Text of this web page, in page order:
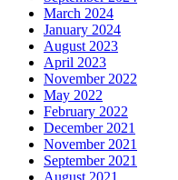
March 2024
January 2024
August 2023
April 2023
November 2022
May 2022
February 2022
December 2021
November 2021
September 2021
August 2021